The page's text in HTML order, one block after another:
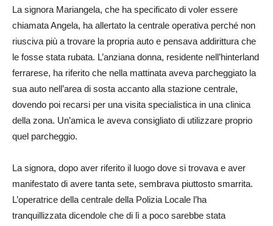
La signora Mariangela, che ha specificato di voler essere
chiamata Angela, ha allertato la centrale operativa perché non
riusciva più a trovare la propria auto e pensava addirittura che
le fosse stata rubata. L’anziana donna, residente nell’hinterland
ferrarese, ha riferito che nella mattinata aveva parcheggiato la
sua auto nell’area di sosta accanto alla stazione centrale,
dovendo poi recarsi per una visita specialistica in una clinica
della zona. Un’amica le aveva consigliato di utilizzare proprio
quel parcheggio.
La signora, dopo aver riferito il luogo dove si trovava e aver
manifestato di avere tanta sete, sembrava piuttosto smarrita.
L’operatrice della centrale della Polizia Locale l’ha
tranquillizzata dicendole che di lì a poco sarebbe stata